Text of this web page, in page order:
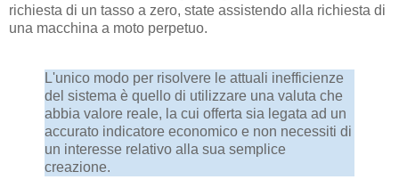
richiesta di un tasso a zero, state assistendo alla richiesta di
una macchina a moto perpetuo.
L'unico modo per risolvere le attuali inefficienze
del sistema è quello di utilizzare una valuta che
abbia valore reale, la cui offerta sia legata ad un
accurato indicatore economico e non necessiti di
un interesse relativo alla sua semplice
creazione.